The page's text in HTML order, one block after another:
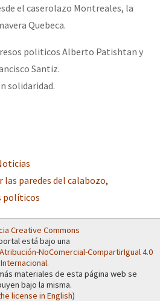
saiba! Nossas lutas pela
CNI: 30 años de Resistencia y
el caserolazo Montreales, la
Quebeca.
politicos Alberto Patishtan y
Santiz.
solidaridad.
las paredes del calabozo,
políticos
está bajo una
NoComercial-CompartirIgual 4.0
Internacional.
materiales de esta página web se
bajo la misma.
license in English)